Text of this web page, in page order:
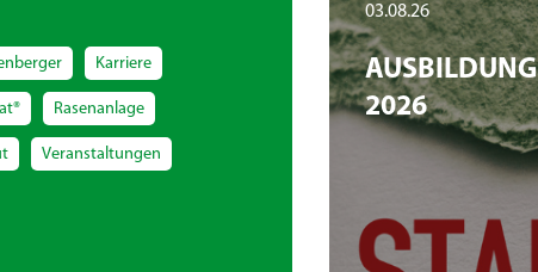
Karriere
Rasenanlage
Veranstaltungen
03.08.26
AUSBILDUNG
2026